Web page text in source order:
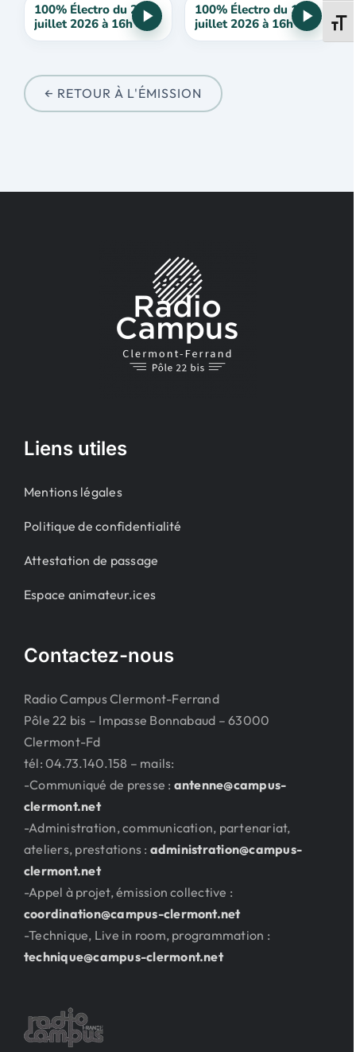
100% Électro du 25
juillet 2026 à 16h
100% Électro du 18
juillet 2026 à 16h
← RETOUR À L'ÉMISSION
Liens utiles
Mentions légales
Politique de confidentialité
Attestation de passage
Espace animateur.ices
Contactez-nous
Radio Campus Clermont-Ferrand
Pôle 22 bis – Impasse Bonnabaud – 63000
Clermont-Fd
tél: 04.73.140.158 – mails:
-Communiqué de presse : antenne@campus-
clermont.net
-Administration, communication, partenariat,
ateliers, prestations : administration@campus-
clermont.net
-Appel à projet, émission collective :
coordination@campus-clermont.net
-Technique, Live in room, programmation :
technique@campus-clermont.net